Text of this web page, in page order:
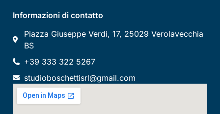
Informazioni di contatto
Piazza Giuseppe Verdi, 17, 25029 Verolavecchia
BS
+39 333 322 5267
studioboschettisrl@gmail.com